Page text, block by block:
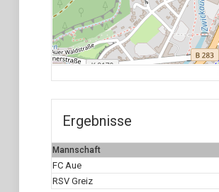
Ergebnisse
Mannschaft
FC Aue
RSV Greiz